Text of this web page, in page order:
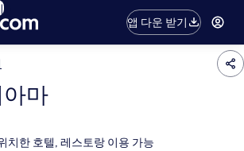
앱 다운 받기
마
치한 호텔, 레스토랑 이용 가능